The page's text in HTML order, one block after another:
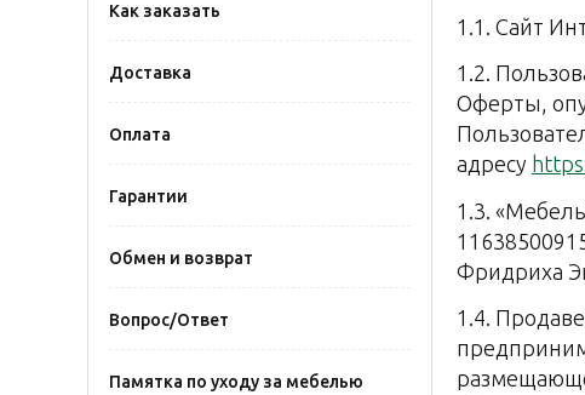
Как заказать
Доставка
Оплата
Гарантии
Обмен и возврат
Вопрос/Ответ
Памятка по уходу за мебелью
1.1. Сайт
1.2.
Оферты,
адресу
1.3.
Фридриха
1.4.